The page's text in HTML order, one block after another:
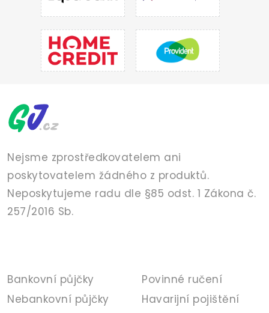
Nejsme zprostředkovatelem ani
poskytovatelem žádného z produktů.
Neposkytujeme radu dle §85 odst. 1 Zákona č.
257/2016 Sb.
Bankovní půjčky
Nebankovní půjčky
Povinné ručení
Havarijní pojištění